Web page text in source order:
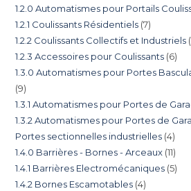
1.2.0 Automatismes pour Portails
1.2.1 Coulissants Résidentiels 7
1.2.2 Coulissants Collectifs et Industriels
1.2.3 Accessoires pour Coulissants 6
1.3.0 Automatismes pour Portes
9
1.3.1 Automatismes pour Portes de
1.3.2 Automatismes pour Portes de
Portes sectionnelles industrielles 4
1.4.0 Barrières - Bornes - Arceaux 11
1.4.1 Barrières Electromécaniques 5
1.4.2 Bornes Escamotables 4